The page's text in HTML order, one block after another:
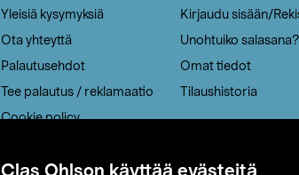
Clas Ohlson käyttää evästeitä
Yleisiä kysymyksiä
Ota yhteyttä
Palautusehdot
Tee palautus / reklamaatio
Cookie policy
Saavutettavuus
Kirjaudu sisään/
Unohtuiko salasana?
Omat tiedot
Tilaushistoria